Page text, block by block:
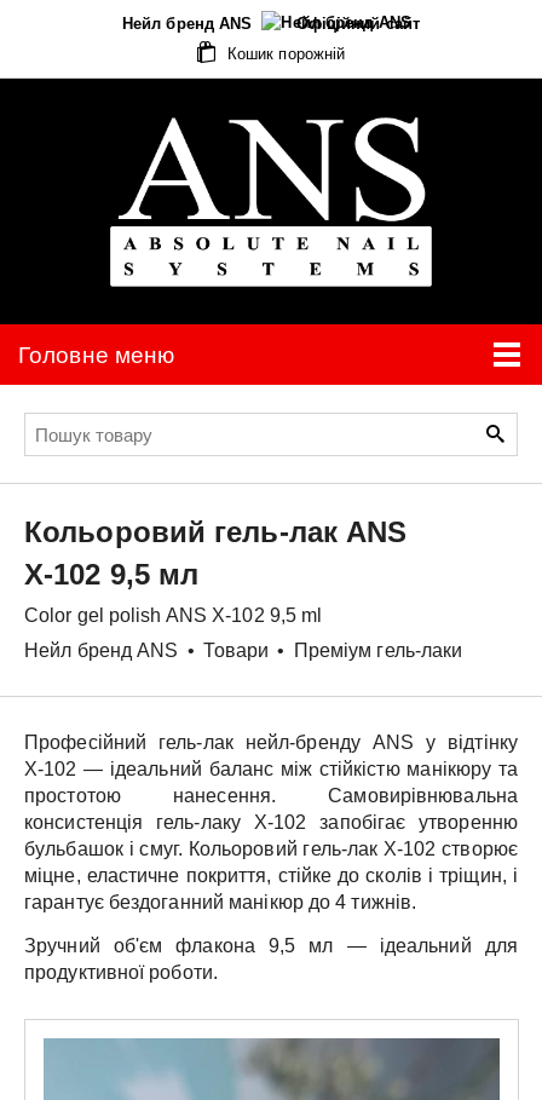
Нейл бренд ANS
Офіційний сайт
Кошик порожній
Головне меню
Кольоровий гель-лак ANS
X-102 9,5 мл
Color gel polish ANS X-102 9,5 ml
Нейл бренд ANS • Товари • Преміум гель-лаки
Професійний гель-лак нейл-бренду ANS у відтінку
X-102 — ідеальний баланс між стійкістю манікюру та
простотою нанесення. Самовирівнювальна
консистенція гель-лаку X-102 запобігає утворенню
бульбашок і смуг. Кольоровий гель-лак X-102 створює
міцне, еластичне покриття, стійке до сколів і тріщин, і
гарантує бездоганний манікюр до 4 тижнів.
Зручний об'єм флакона9,5 мл — ідеальний для
продуктивної роботи.